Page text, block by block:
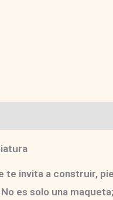
te invita a construir,
es solo una